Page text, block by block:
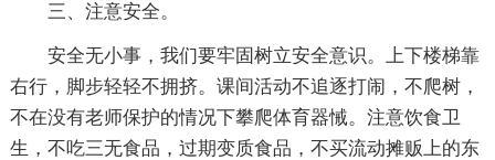
三、注意安全。
安全无小事，我们要牢固树立安全意识。上下楼梯靠
右行，脚步轻轻不拥挤。课间活动不追逐打闹，不爬树，
不在没有老师保护的情况下攀爬体育器悈。注意饮食卫
生，不吃三无食品，过期变质食品，不买流动摊贩上的东